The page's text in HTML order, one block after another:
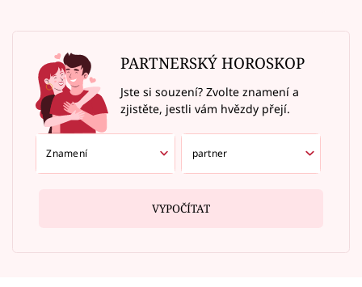
PARTNERSKÝ HOROSKOP
Jste si souzení? Zvolte znamení a
zjistěte, jestli vám hvězdy přejí.
VYPOČÍTAT